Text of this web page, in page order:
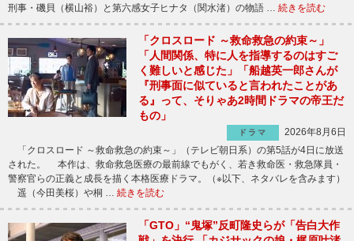
刑事・磯貝（横山裕）と第六感女子ヒナタ（関水渚）の物語 … 続きを読む
「クロスロード ～救命救急の約束～」
「人間関係、特に人を指導するのはすご
く難しいと感じた」「船越英一郎さんが
『刑事面に似ていると言われたことがあ
る』って、そりゃあ2時間ドラマの帝王だ
もの」
ドラマ
2026年8月6日
「クロスロード ～救命救急の約束～」（テレビ朝日系）の第5話が4日に放送
された。 本作は、救命救急医療の最前線でもがく、若き救命医・救急隊員・
警察官らの正義と成長を描く本格医療ドラマ。（※以下、ネタバレを含みます）
遥（今田美桜）や桐 … 続きを読む
「GTO」“鬼塚”反町隆史らが「告白大作